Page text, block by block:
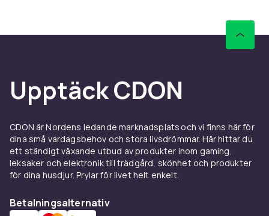
skrivbord
skrivbordet. Vinklade plattor riktar dessutom
monitorn uppåt mot öronhöjd. Enkel
Köptips för Högtalarstativ
Hos CDON hittar du högtalarstativ från
marknadsledande märken som Sony,
Denon, Yamaha och Marshall till
Upptäck CDON
CDON är Nordens ledande marknadsplats och vi finns här för
dina små vardagsbehov och stora livsdrömmar. Här hittar du
ett ständigt växande utbud av produkter inom gaming,
leksaker och elektronik till trädgård, skönhet och produkter
för dina husdjur. Prylar för livet helt enkelt.
Betalningsalternativ